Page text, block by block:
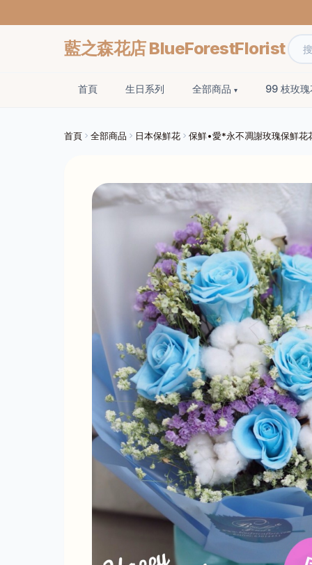
藍之森花店 BlueForestFlorist
首頁 生日系列 全部商品 99 枝玫瑰
首頁 全部商品 日本保鮮花 保鮮•愛*永不凋謝玫瑰保鮮花